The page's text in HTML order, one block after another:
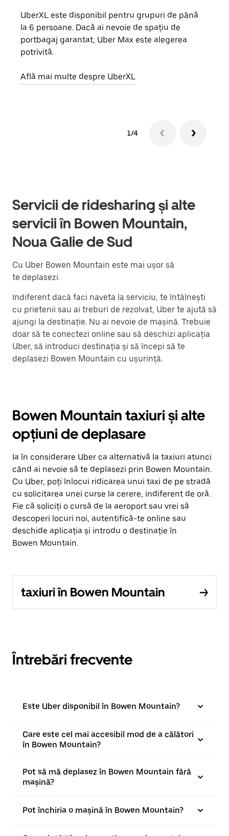
UberXL este disponibil pentru grupuri de până
la 6 persoane. Dacă ai nevoie de spațiu de
portbagaj garantat, Uber Max este alegerea
potrivită.
Află mai multe despre UberXL
1/4
Servicii de ridesharing și alte
servicii în Bowen Mountain,
Noua Galie de Sud
Cu Uber Bowen Mountain este mai ușor să
te deplasezi.
Indiferent dacă faci naveta la serviciu, te întâlnești
cu prietenii sau ai treburi de rezolvat, Uber te ajută să
ajungi la destinație. Nu ai nevoie de mașină. Trebuie
doar să te conectezi online sau să deschizi aplicația
Uber, să introduci destinația și să începi să te
deplasezi Bowen Mountain cu ușurință.
Bowen Mountain taxiuri și alte
opțiuni de deplasare
Ia în considerare Uber ca alternativă la taxiuri atunci
când ai nevoie să te deplasezi prin Bowen Mountain.
Cu Uber, poți înlocui ridicarea unui taxi de pe stradă
cu solicitarea unei curse la cerere, indiferent de oră.
Fie că soliciți o cursă de la aeroport sau vrei să
descoperi locuri noi, autentifică-te online sau
deschide aplicația și introdu o destinație în
Bowen Mountain.
taxiuri în Bowen Mountain
Întrebări frecvente
Este Uber disponibil în Bowen Mountain?
Care este cel mai accesibil mod de a călători
în Bowen Mountain?
Pot să mă deplasez în Bowen Mountain fără
mașină?
Pot închiria o mașină în Bowen Mountain?